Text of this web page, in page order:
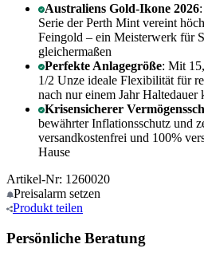
Australiens Gold-Ikone 2026
Serie der Perth Mint vereint
Feingold – ein Meisterwerk für
gleichermaßen
Perfekte Anlagegröße: Mit
1/2 Unze ideale Flexibilität für
nach nur einem Jahr Haltedauer
Krisensicherer
bewährter Inflationsschutz und
versandkostenfrei und 100%
Hause
Artikel-Nr: 1260020
Preisalarm setzen
Produkt teilen
Persönliche Beratung